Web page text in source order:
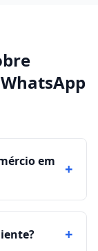
em
+
+